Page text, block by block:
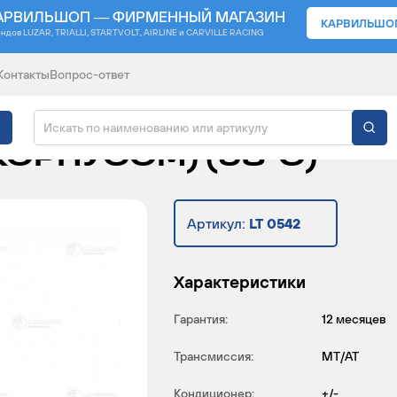
— ФИРМЕННЫЙ МАГАЗИН
LUZAR, TRIALLI, STARTVOLT, AIRLINE и CARVILLE RACING
Вопрос-ответ
(98°С)
Артикул: LT 0542
Характеристики
Гарантия: 12 месяцев
Трансмиссия: MT/AT
Кондиционер: +/-